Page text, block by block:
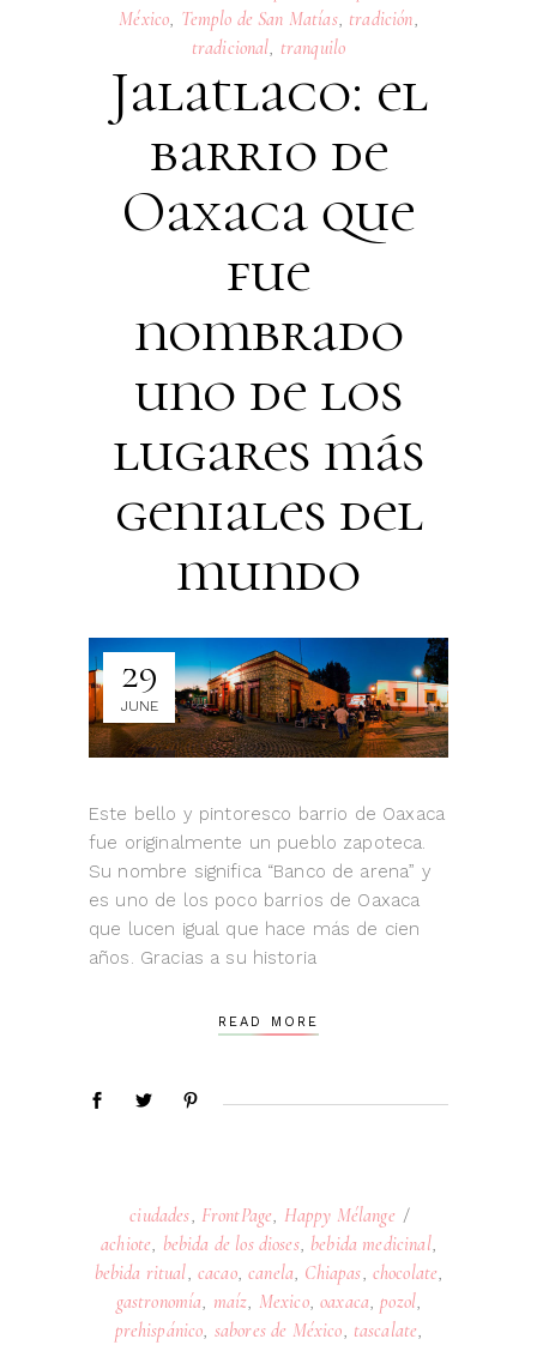
México, Templo de San Matías, tradición,
tradicional, tranquilo
Jalatlaco: el
barrio de
Oaxaca que
fue
nombrado
uno de los
lugares más
geniales del
mundo
29
JUNE
Este bello y pintoresco barrio de Oaxaca
fue originalmente un pueblo zapoteca.
Su nombre significa “Banco de arena” y
es uno de los poco barrios de Oaxaca
que lucen igual que hace más de cien
años. Gracias a su historia
READ MORE
ciudades, FrontPage, Happy Mélange
achiote, bebida de los dioses, bebida medicinal,
bebida ritual, cacao,canela, Chiapas, chocolate,
gastronomía, maíz, Mexico,oaxaca,pozol,
prehispánico, sabores de México, tascalate,